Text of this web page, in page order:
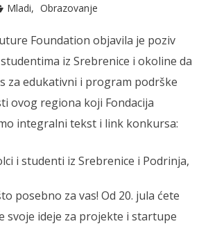
Mladi Obrazovanje
Foundation objavila je poziv
iz Srebrenice i okoline da
za edukativni i program podrške
ovog regiona koji Fondacija
integralni tekst i link konkursa:
i studenti iz Srebrenice i Podrinja,
posebno za vas! Od 20. jula ćete
svoje ideje za projekte i startupe